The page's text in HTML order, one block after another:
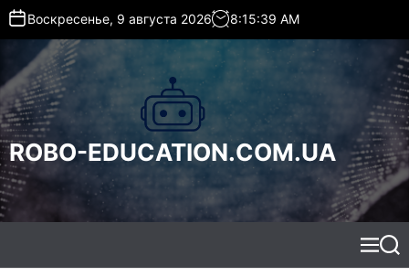
t
o
c
o
n
t
e
Воскресенье, 9 августа 2026 8:15:40 AM
ROBO-EDUCATION.COM.UA
M
e
S
e